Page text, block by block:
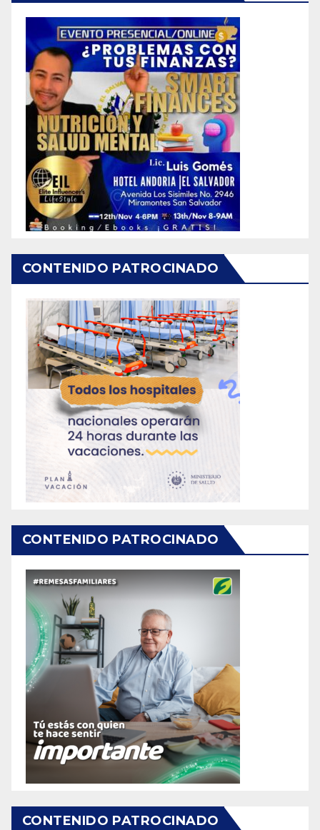
CONTENIDO PATROCINADO
CONTENIDO PATROCINADO
CONTENIDO PATROCINADO